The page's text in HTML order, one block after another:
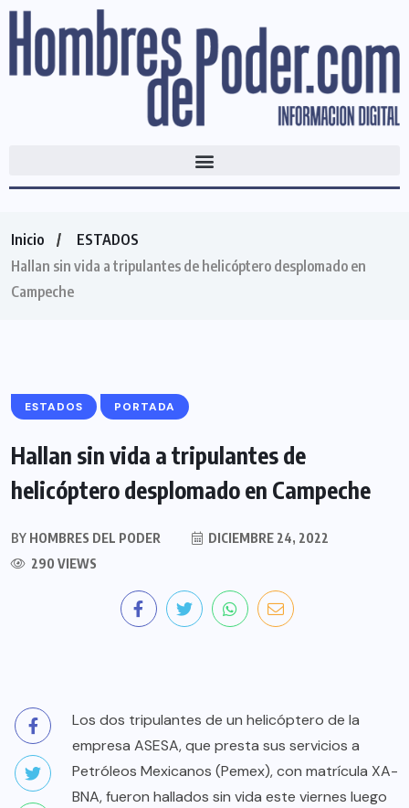
Inicio
ESTADOS
Hallan sin vida a tripulantes de helicóptero desplomado en
Campeche
ESTADOS PORTADA
Hallan sin vida a tripulantes de
helicóptero desplomado en Campeche
BY HOMBRES DEL PODER
DICIEMBRE 24, 2022
290 VIEWS
Los dos tripulantes de un helicóptero de la
empresa ASESA, que presta sus servicios a
Petróleos Mexicanos (Pemex), con matrícula XA-
BNA, fueron hallados sin vida este viernes luego